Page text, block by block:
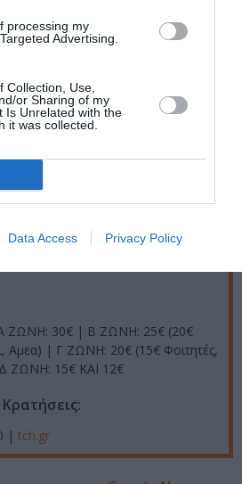
processing my
Advertising.
Collection, Use,
or Sharing of my
Is Unrelated with the
it was collected.
Data Access Privacy Policy
20/01/2023
21/01/2023
25/01/2023
21:00 | Σάββατο, 17:30 & 21:00 |
19:00
ΖΩΝΗ: 30€ | Β ΖΩΝΗ: 25€ (20€
Αμεα) | Γ ΖΩΝΗ: 20€ (15€ Φοιτητές,
ΖΩΝΗ: 15€ ΚΑΙ 12€
| tch.gr